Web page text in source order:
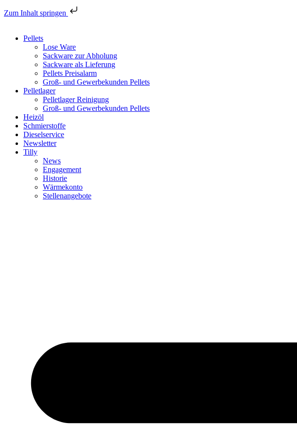
Zum Inhalt springen
Pellets
Lose Ware
Sackware zur Abholung
Sackware als Lieferung
Pellets Preisalarm
Groß- und Gewerbekunden Pellets
Pelletlager
Pelletlager Reinigung
Groß- und Gewerbekunden Pellets
Heizöl
Schmierstoffe
Dieselservice
Newsletter
Tilly
News
Engagement
Historie
Wärmekonto
Stellenangebote